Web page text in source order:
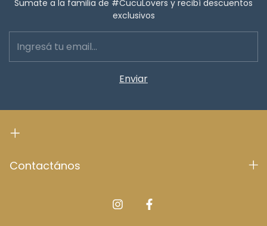
Sumate a la familia de #CucüLovers y recibí descuentos
exclusivos
Contactános